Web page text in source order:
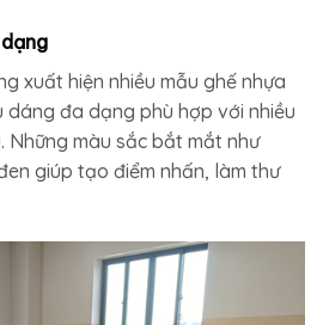
xuất hiện nhiều mẫu ghế nhựa
dáng đa dạng phù hợp với nhiều
Những màu sắc bắt mắt như
giúp tạo điểm nhấn, làm thư